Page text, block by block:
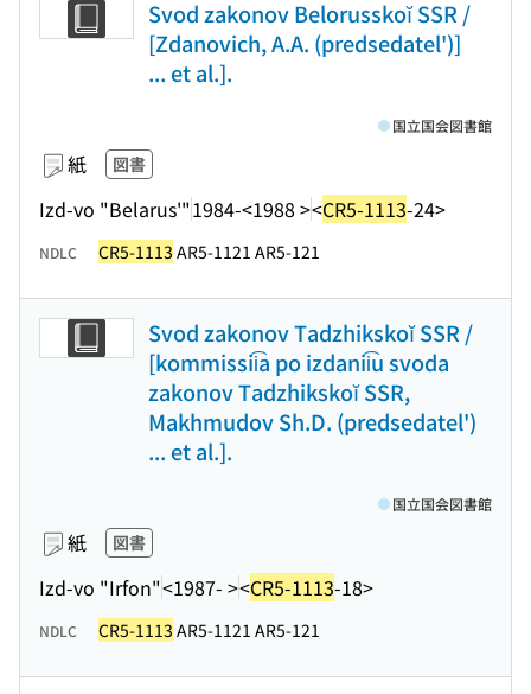
Svod zakonov Belorusskoĭ SSR /
[Zdanovich, A.A. (predsedatel')]
... et al.].
紙 図書
Izd-vo "Belarus'"1984-<1988 ><CR5-1113-24>
国立国会図書館
NDLC CR5-1113 AR5-1121 AR5-121
Svod zakonov Tadzhikskoĭ SSR /
[kommissii͡a po izdanii͡u svoda
zakonov Tadzhikskoĭ SSR,
Makhmudov Sh.D. (predsedatel')
... et al.].
紙 図書
Izd-vo "Irfon"<1987- ><CR5-1113-18>
国立国会図書館
NDLC CR5-1113 AR5-1121 AR5-121